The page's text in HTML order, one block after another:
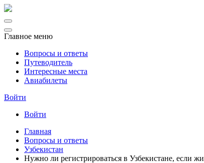
Главное меню
Вопросы и ответы
Путеводитель
Интересные места
Авиабилеты
Войти
Войти
Главная
Вопросы и ответы
Узбекистан
Нужно ли регистрироваться в Узбекистане, если